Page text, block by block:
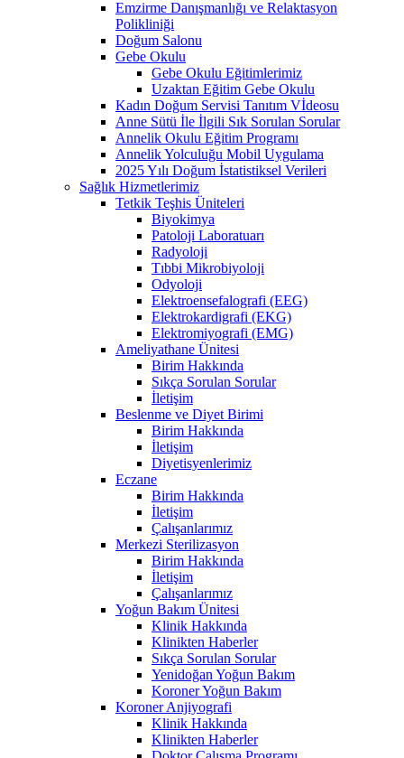
Emzirme Danışmanlığı ve Relaktasyon
Polikliniği
Doğum Salonu
Gebe Okulu
Gebe Okulu Eğitimlerimiz
Uzaktan Eğitim Gebe Okulu
Kadın Doğum Servisi Tanıtım Vİdeosu
Anne Sütü İle İlgili Sık Sorulan Sorular
Annelik Okulu Eğitim Programı
Annelik Yolculuğu Mobil Uygulama
2025 Yılı Doğum İstatistiksel Verileri
Sağlık Hizmetlerimiz
Tetkik Teşhis Üniteleri
Biyokimya
Patoloji Laboratuarı
Radyoloji
Tıbbi Mikrobiyoloji
Odyoloji
Elektroensefalografi (EEG)
Elektrokardigrafi (EKG)
Elektromiyografi (EMG)
Ameliyathane Ünitesi
Birim Hakkında
Sıkça Sorulan Sorular
İletişim
Beslenme ve Diyet Birimi
Birim Hakkında
İletişim
Diyetisyenlerimiz
Eczane
Birim Hakkında
İletişim
Çalışanlarımız
Merkezi Sterilizasyon
Birim Hakkında
İletişim
Çalışanlarımız
Yoğun Bakım Ünitesi
Klinik Hakkında
Klinikten Haberler
Sıkça Sorulan Sorular
Yenidoğan Yoğun Bakım
Koroner Yoğun Bakım
Koroner Anjiyografi
Klinik Hakkında
Klinikten Haberler